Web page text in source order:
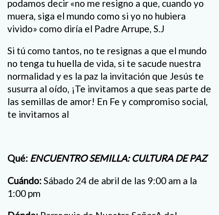
podamos decir «no me resigno a que, cuando yo
muera, siga el mundo como si yo no hubiera
vivido» como diría el Padre Arrupe, S.J
Si tú como tantos, no te resignas a que el mundo
no tenga tu huella de vida, si te sacude nuestra
normalidad y es la paz la invitación que Jesús te
susurra al oído, ¡Te invitamos a que seas parte de
las semillas de amor! En Fe y compromiso social,
te invitamos al
Qué: ENCUENTRO SEMILLA: CULTURA DE PAZ
Cuándo:Sábado 24 de abril de las 9:00 am a la
1:00 pm